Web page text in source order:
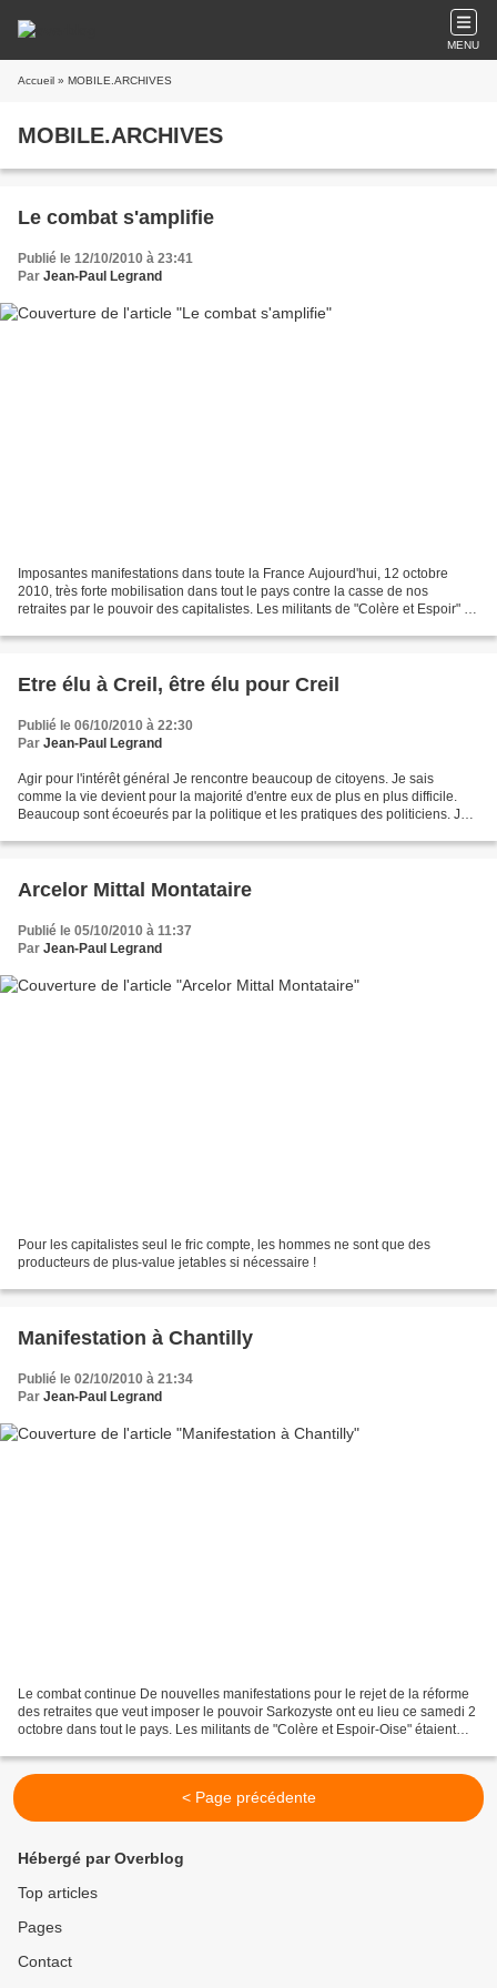
MENU
Accueil » MOBILE.ARCHIVES
MOBILE.ARCHIVES
Le combat s'amplifie
Publié le 12/10/2010 à 23:41
Par Jean-Paul Legrand
Imposantes manifestations dans toute la France Aujourd'hui, 12 octobre
2010, très forte mobilisation dans tout le pays contre la casse de nos
retraites par le pouvoir des capitalistes. Les militants de "Colère et Espoir" à
Etre élu à Creil, être élu pour Creil
Publié le 06/10/2010 à 22:30
Par Jean-Paul Legrand
Agir pour l'intérêt général Je rencontre beaucoup de citoyens. Je sais
comme la vie devient pour la majorité d'entre eux de plus en plus difficile.
Beaucoup sont écoeurés par la politique et les pratiques des politiciens. Je
Arcelor Mittal Montataire
Publié le 05/10/2010 à 11:37
Par Jean-Paul Legrand
Pour les capitalistes seul le fric compte, les hommes ne sont que des
producteurs de plus-value jetables si nécessaire !
Manifestation à Chantilly
Publié le 02/10/2010 à 21:34
Par Jean-Paul Legrand
Le combat continue De nouvelles manifestations pour le rejet de la réforme
des retraites que veut imposer le pouvoir Sarkozyste ont eu lieu ce samedi 2
octobre dans tout le pays. Les militants de "Colère et Espoir-Oise" étaient
< Page précédente
Hébergé par Overblog
Top articles
Pages
Contact